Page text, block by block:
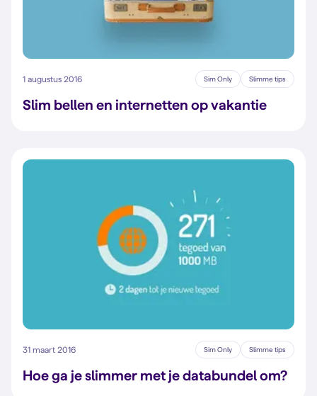
1 augustus 2016 Sim Only Slimme tips
Slim bellen en internetten op vakantie
31 maart 2016 Sim Only Slimme tips
Hoe ga je slimmer met je databundel om?